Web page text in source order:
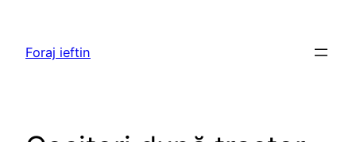
content
Foraj ieftin